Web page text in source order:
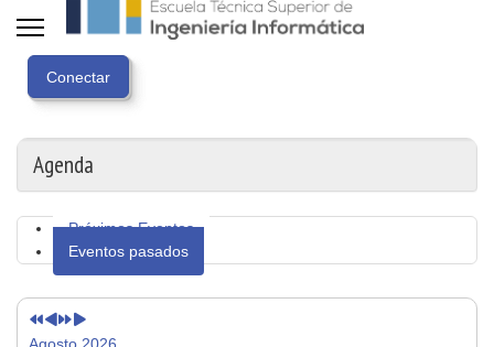
Agenda
Próximos Eventos
Eventos pasados
anterior